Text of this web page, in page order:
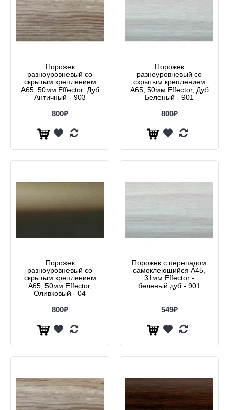
Порожек
разноуровневый со
скрытым креплением
А65, 50мм Effector, Дуб
Античный - 903
800₽
Порожек
разноуровневый со
скрытым креплением
А65, 50мм Effector, Дуб
Беленый - 901
800₽
Порожек
разноуровневый со
скрытым креплением
А65, 50мм Effector,
Оливковый - 04
800₽
Порожек с перепадом
самоклеющийся А45,
31мм Effector -
беленый дуб - 901
549₽